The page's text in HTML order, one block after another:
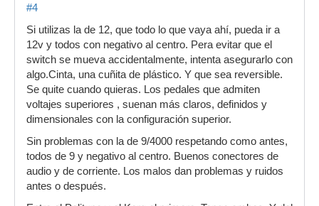
#4
Si utilizas la de 12, que todo lo que vaya ahí, pueda ir a
12v y todos con negativo al centro. Pera evitar que el
switch se mueva accidentalmente, intenta asegurarlo con
algo.Cinta, una cuñita de plástico. Y que sea reversible.
Se quite cuando quieras. Los pedales que admiten
voltajes superiores , suenan más claros, definidos y
dimensionales con la configuración superior.
Sin problemas con la de 9/4000 respetando como antes,
todos de 9 y negativo al centro. Buenos conectores de
audio y de corriente. Los malos dan problemas y ruidos
antes o después.